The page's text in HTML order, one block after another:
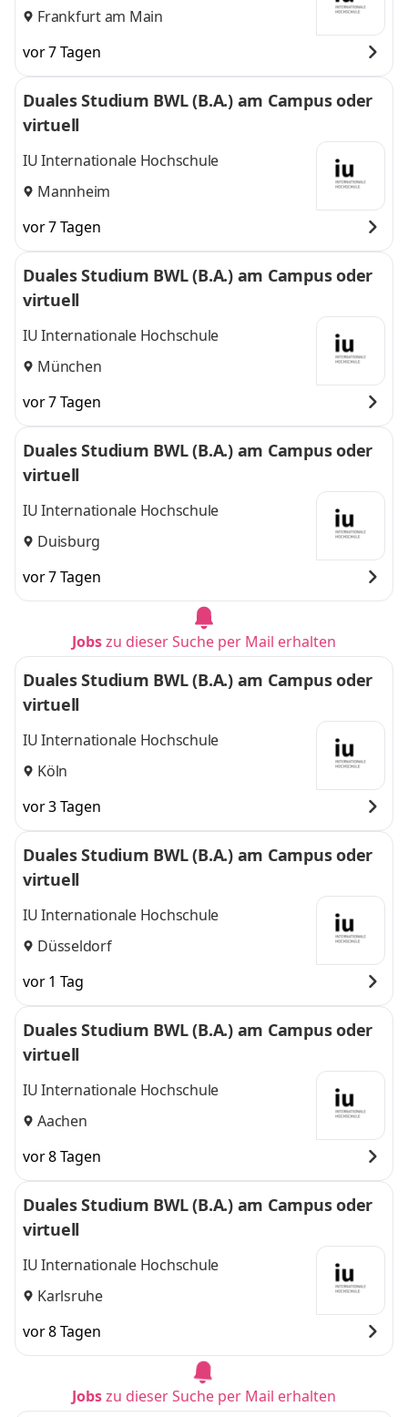
Frankfurt am Main
vor 7 Tagen
Duales Studium BWL (B.A.) am Campus oder
virtuell
IU Internationale Hochschule
Mannheim
vor 7 Tagen
Duales Studium BWL (B.A.) am Campus oder
virtuell
IU Internationale Hochschule
München
vor 7 Tagen
Duales Studium BWL (B.A.) am Campus oder
virtuell
IU Internationale Hochschule
Duisburg
vor 7 Tagen
Jobszu dieser Suche per Mail erhalten
Duales Studium BWL (B.A.) am Campus oder
virtuell
IU Internationale Hochschule
Köln
vor 3 Tagen
Duales Studium BWL (B.A.) am Campus oder
virtuell
IU Internationale Hochschule
Düsseldorf
vor 1 Tag
Duales Studium BWL (B.A.) am Campus oder
virtuell
IU Internationale Hochschule
Aachen
vor 8 Tagen
Duales Studium BWL (B.A.) am Campus oder
virtuell
IU Internationale Hochschule
Karlsruhe
vor 8 Tagen
Jobszu dieser Suche per Mail erhalten